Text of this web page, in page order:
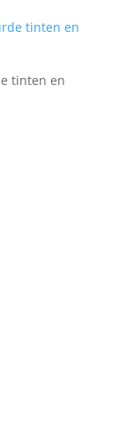
tinten en